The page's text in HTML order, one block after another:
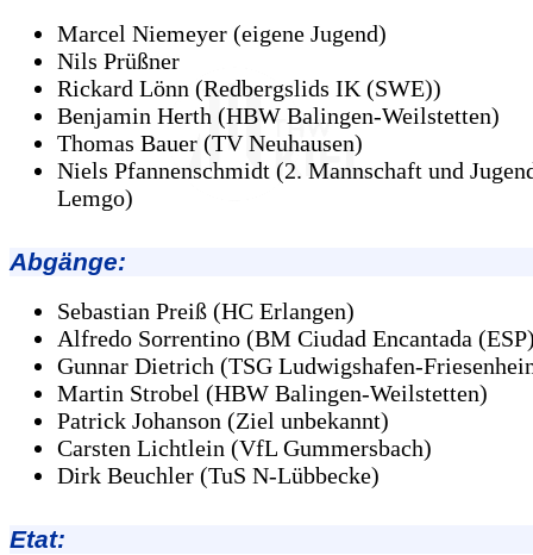
Marcel Niemeyer (eigene Jugend)
Nils Prüßner
Rickard Lönn (Redbergslids IK (SWE))
Benjamin Herth (HBW Balingen-Weilstetten)
Thomas Bauer (TV Neuhausen)
Niels Pfannenschmidt (2. Mannschaft und
Lemgo)
Abgänge:
Sebastian Preiß (HC Erlangen)
Alfredo Sorrentino (BM Ciudad Encantada
Gunnar Dietrich (TSG Ludwigshafen-
Martin Strobel (HBW Balingen-Weilstetten)
Patrick Johanson (Ziel unbekannt)
Carsten Lichtlein (VfL Gummersbach)
Dirk Beuchler (TuS N-Lübbecke)
Etat: